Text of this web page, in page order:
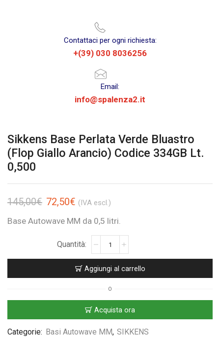
Contattaci per ogni richiesta:
+(39) 030 8036256
Email:
info@spalenza2.it
Sikkens Base Perlata Verde Bluastro
(Flop Giallo Arancio) Codice 334GB Lt.
0,500
145,00€ 72,50€ (IVA escl.)
Base Autowave MM da 0,5 litri.
Aggiungi al carrello
O
Acquista ora
Categorie: Basi Autowave MM, SIKKENS